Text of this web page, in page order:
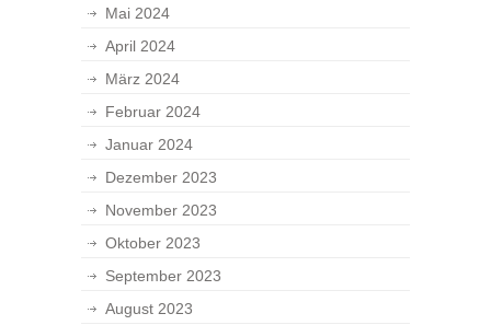
Mai 2024
April 2024
März 2024
Februar 2024
Januar 2024
Dezember 2023
November 2023
Oktober 2023
September 2023
August 2023